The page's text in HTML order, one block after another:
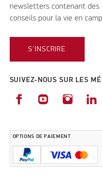
newsletters contenant
conseils pour la vie en
S'INSCRIRE
SUIVEZ-NOUS SUR LES
OPTIONS DE PAIEMENT